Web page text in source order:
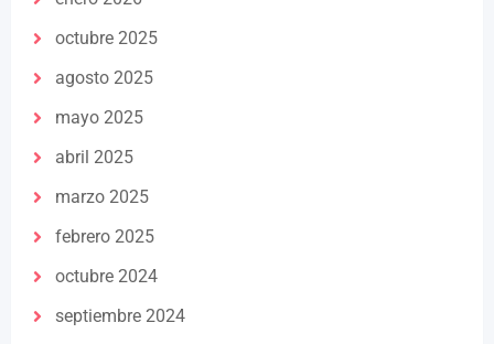
octubre 2025
agosto 2025
mayo 2025
abril 2025
marzo 2025
febrero 2025
octubre 2024
septiembre 2024